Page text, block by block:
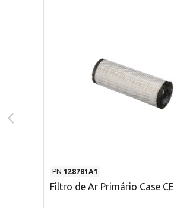
PN 128781A1
Filtro de Ar Primário Case CE